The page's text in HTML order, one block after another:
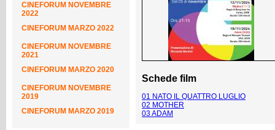
CINEFORUM NOVEMBRE
2022
CINEFORUM MARZO 2022
CINEFORUM NOVEMBRE
2021
CINEFORUM MARZO 2020
CINEFORUM NOVEMBRE
2019
CINEFORUM MARZO 2019
Schede film
01 NATO IL QUATTRO LUGLIO
02 MOTHER
03 ADAM